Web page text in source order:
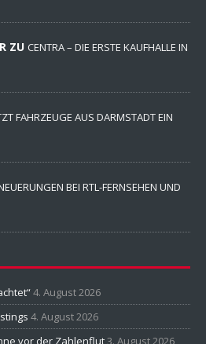
ZU CENTRA – DIE ERSTE KAUFHALLE IN
FAHRZEUGE AUS DARMSTADT EIN
BEI RTL-FERNSEHEN UND
4. August 2026
4. August 2026
vor der Zahlenflut 3. August 2026